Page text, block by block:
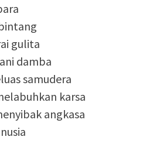
gulita
damba
samudera
karsa
angkasa